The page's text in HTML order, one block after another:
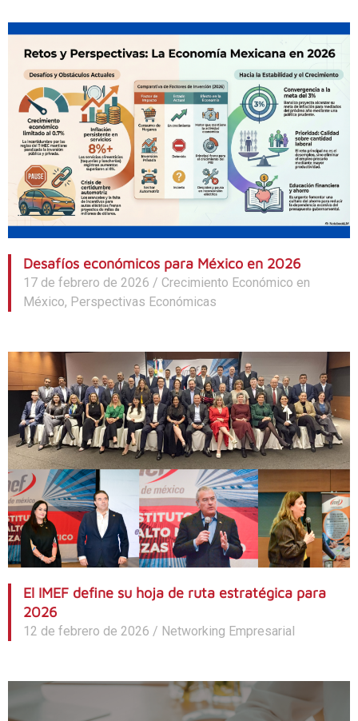
Desafíos económicos para México en 2026
17 de febrero de 2026 / Crecimiento Económico en
México, Perspectivas Económicas
El IMEF define su hoja de ruta estratégica para
2026
12 de febrero de 2026 / Networking Empresarial